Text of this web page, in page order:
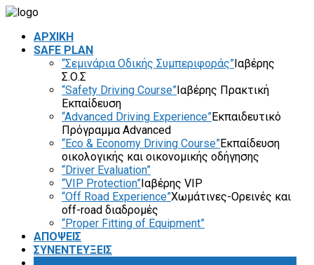
ΑΡΧΙΚΗ
SAFE PLAN
“Σεμινάρια Οδικής Συμπεριφοράς”Ιαβέρης
Σ.Ο.Σ
“Safety Driving Course”Ιαβέρης Πρακτική
Εκπαίδευση
“Advanced Driving Experience”Εκπαιδευτικό
Πρόγραμμα Advanced
“Eco & Economy Driving Course”Εκπαίδευση
οικολογικής και οικονομικής οδήγησης
“Driver Evaluation”
“VIP Protection”Ιαβέρης VIP
“Off Road Experience”Χωμάτινες-Ορεινές και
off-road διαδρομές
“Proper Fitting of Equipment”
ΑΠΟΨΕΙΣ
ΣΥΝΕΝΤΕΥΞΕΙΣ